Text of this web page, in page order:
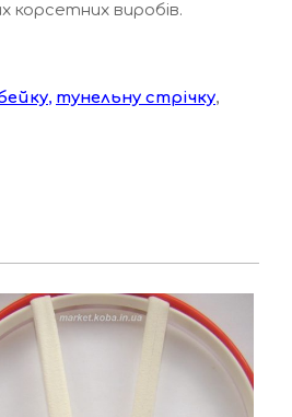
виробів.
, тунельну стрічку,